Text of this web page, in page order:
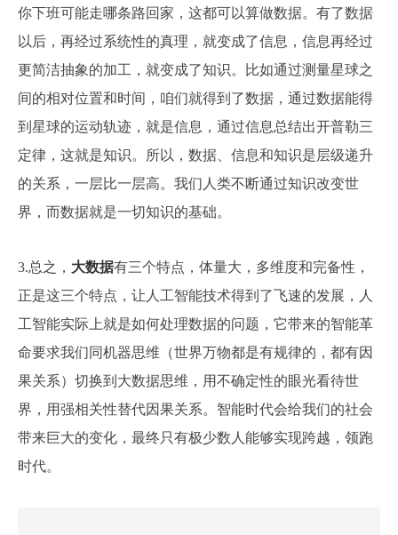
你下班可能走哪条路回家，这都可以算做数据。有了数据
以后，再经过系统性的真理，就变成了信息，信息再经过
更简洁抽象的加工，就变成了知识。比如通过测量星球之
间的相对位置和时间，咱们就得到了数据，通过数据能得
到星球的运动轨迹，就是信息，通过信息总结出开普勒三
定律，这就是知识。所以，数据、信息和知识是层级递升
的关系，一层比一层高。我们人类不断通过知识改变世
界，而数据就是一切知识的基础。
3.总之， 大数据有三个特点，体量大，多维度和完备性，
正是这三个特点，让人工智能技术得到了飞速的发展，人
工智能实际上就是如何处理数据的问题，它带来的智能革
命要求我们同机器思维（世界万物都是有规律的，都有因
果关系）切换到大数据思维，用不确定性的眼光看待世
界，用强相关性替代因果关系。智能时代会给我们的社会
带来巨大的变化，最终只有极少数人能够实现跨越，领跑
时代。